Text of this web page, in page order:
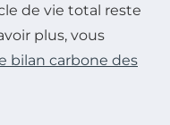
de vie total reste
plus, vous
bilan carbone des